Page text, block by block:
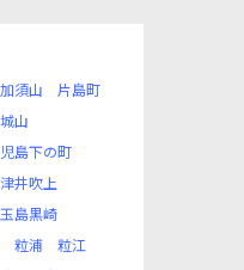
加須山
片島町
山
児島下の町
井吹上
玉島黒崎
粒浦
粒江